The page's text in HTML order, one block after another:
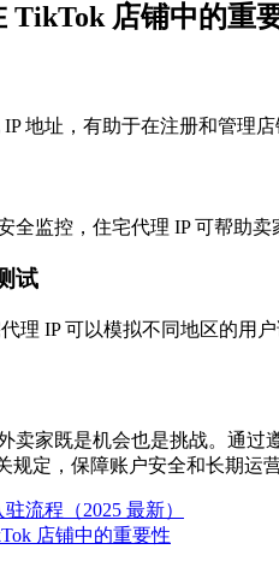
TikTok 店铺中的重
地址，有助于在注册和管理
全监控，住宅代理 IP 可帮助
试
理 IP 可以模拟不同地区的用
卖家既是机会也是挑战。通
定，保障账户安全和长期运营
流程（2025 最新）
店铺中的重要性